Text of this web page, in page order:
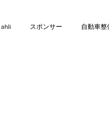
スポンサー 自動車整